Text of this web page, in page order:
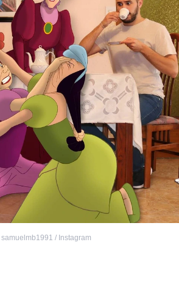
samuelmb1991 / Instagram